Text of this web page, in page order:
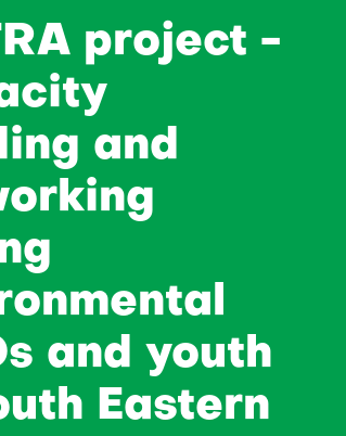
project -
and
and youth
Eastern